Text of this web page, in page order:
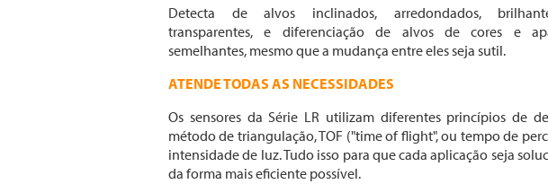
Detecta de alvos inclinados, arredondados,
transparentes, e diferenciação de alvos de cores e
semelhantes, mesmo que a mudança entre eles seja sutil.
ATENDE TODAS AS NECESSIDADES
Os sensores da Série LR utilizam diferentes princípios de
método de triangulação, TOF ("time of flight", ou tempo de
intensidade de luz. Tudo isso para que cada aplicação seja
da forma mais eficiente possível.